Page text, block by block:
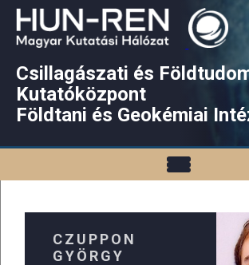
Csillagászati és
Kutatóközpont
Földtani és Geokémiai
CZUPPON
GYÖRGY